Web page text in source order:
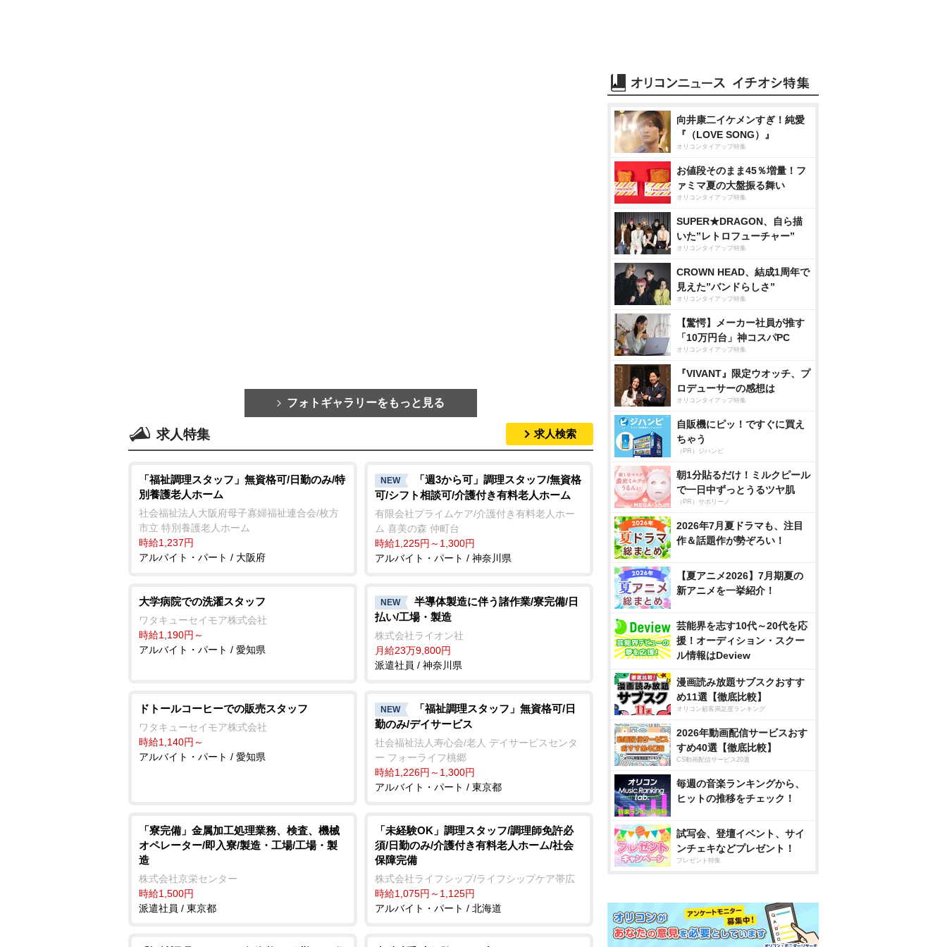
フォトギャラリーをもっと見る
求人特集 求人検索
「福祉調理スタッフ」無資格可/日勤のみ/特
別養護老人ホーム
社会福祉法人大阪府母子寡婦福祉連合会/枚方
市立 特別養護老人ホーム
時給1,237円
アルバイト・パート / 大阪府
NEW
「週3から可」調理スタッフ/無資格
可/シフト相談可/介護付き有料老人ホーム
有限会社プライムケア/介護付き有料老人ホー
ム 喜美の森 仲町台
時給1,225円～1,300円
アルバイト・パート / 神奈川県
大学病院での洗濯スタッフ
ワタキューセイモア株式会社
時給1,190円～
アルバイト・パート / 愛知県
NEW
半導体製造に伴う諸作業/寮完備/日
払い/工場・製造
株式会社ライオン社
月給23万9,800円
派遣社員 / 神奈川県
ドトールコーヒーでの販売スタッフ
ワタキューセイモア株式会社
時給1,140円～
アルバイト・パート / 愛知県
NEW
「福祉調理スタッフ」無資格可/日
勤のみ/デイサービス
社会福祉法人寿心会/老人 デイサービスセンタ
ー フォーライフ桃郷
時給1,226円～1,300円
アルバイト・パート / 東京都
「寮完備」金属加工処理業務、検査、機械
オペレーター/即入寮/製造・工場/工場・製
造
株式会社京栄センター
時給1,500円
派遣社員 / 東京都
「未経験OK」調理スタッフ/調理師免許必
須/日勤のみ/介護付き有料老人ホーム/社会
保障完備
株式会社ライフシップ/ライフシップケア帯広
時給1,075円～1,125円
アルバイト・パート / 北海道
向井康二イケメンすぎ！純愛
『（LOVE SONG）』
オリコンタイアップ特集
お値段そのまま45％増量！フ
ァミマ夏の大盤振る舞い
オリコンタイアップ特集
SUPER★DRAGON、自ら描
いた”レトロフューチャー”
オリコンタイアップ特集
CROWN HEAD、結成1周年で
見えた”バンドらしさ”
オリコンタイアップ特集
【驚愕】メーカー社員が推す
「10万円台」神コスパPC
オリコンタイアップ特集
『VIVANT』限定ウオッチ、プ
ロデューサーの感想は
オリコンタイアップ特集
自販機にピッ！ですぐに買え
ちゃう
（PR）ジハンピ
朝1分貼るだけ！ミルクピール
で一日中ずっとうるツヤ肌
（PR）サボリーノ
2026年7月夏ドラマも、注目
作＆話題作が勢ぞろい！
【夏アニメ2026】7月期夏の
新アニメを一挙紹介！
芸能界を志す10代～20代を応
援！オーディション・スクー
ル情報はDeview
漫画読み放題サブスクおすす
め11選【徹底比較】
オリコン顧客満足度ランキング
2026年動画配信サービスおす
すめ40選【徹底比較】
CS動画配信サービス20選
毎週の音楽ランキングから、
ヒットの推移をチェック！
試写会、登壇イベント、サイ
ンチェキなどプレゼント！
プレゼント特集